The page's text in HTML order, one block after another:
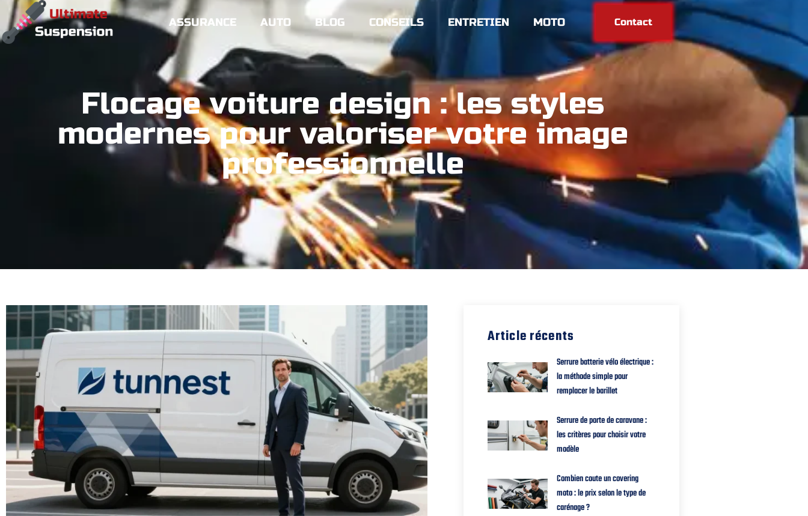
ASSURANCE AUTO BLOG CONSEILS ENTRETIEN MOTO Contact
Flocage voiture design : les styles
modernes pour valoriser votre image
professionnelle
Article récents
Serrure batterie vélo électrique :
la méthode simple pour
remplacer le barillet
Serrure de porte de caravane :
les critères pour choisir votre
modèle
Combien coute un covering
moto : le prix selon le type de
carénage ?